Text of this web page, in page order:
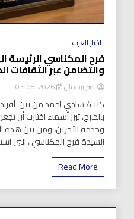
اخبار العرب
فرح المكناسي الرئيسة
والتضامن عبر الثقافات
عبير سليمان 2026-08-03
كتب/ شادي احمد من بين أفراد
بالخارج، تبرز أسماء اختارت أن
وخدمة الآخرين، ومن بين هذه
السيدة فرح المكناسي ، التي
Read More